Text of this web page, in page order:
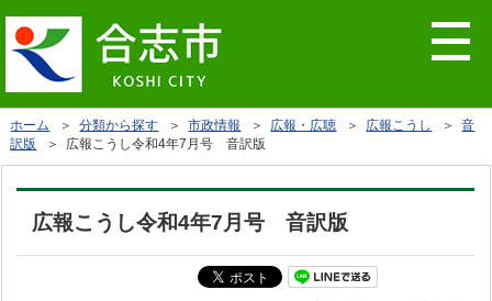
ホーム ＞分類から探す ＞市政情報 ＞ 広報・広聴 ＞ 広報こうし ＞音
訳版
＞ 広報こうし令和4年7月号 音訳版
広報こうし令和4年7月号 音訳版